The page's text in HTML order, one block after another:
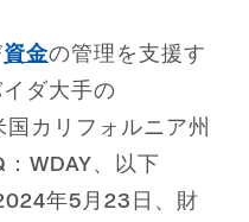
資金の管理を支援す
ダ大手の
国カリフォルニア州
WDAY、以下
年5月23日、財